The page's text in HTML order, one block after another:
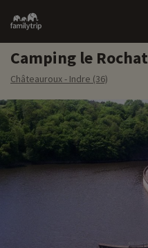
Family
trip
Camping le Rochat
Châteauroux - Indre (36)